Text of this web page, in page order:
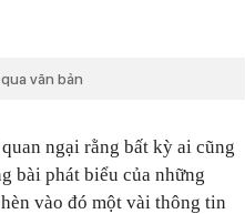
văn bản
ngại rằng bất kỳ ai cũng
bài phát biểu của những
vào đó một vài thông tin